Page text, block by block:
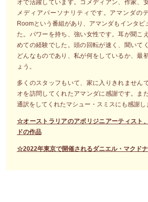
オで活躍しています。コメディアン、作家、
メディアパーソナリティです。アマンダの
Roomという番組があり、アマンダもインタビ
た。パワーを持ち、強い女性です。耳が聞こ
めての経験でした。頭の回転が速く、聞いて
どんなものであり、私が何をしているか、最
ょう。
多くのスタッフもいて、家に入りきれません
オを訪問してくれたアマンダに感謝です。ま
通訳をしてくれたマシュー・スミスにも感謝し
☆オーストラリアのアボリジニアーティスト
ドの作品
☆2022年東京で開催されるダニエル・マクド